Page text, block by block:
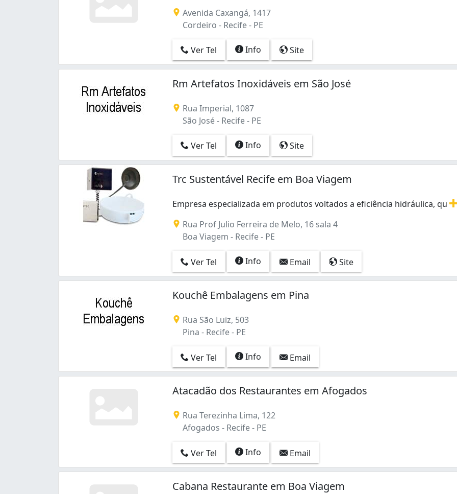
Avenida Caxangá, 1417
Cordeiro - Recife - PE
Ver Tel Info Site
Rm Artefatos Inoxidáveis em São José
Rua Imperial, 1087
São José - Recife - PE
Ver Tel Info Site
Trc Sustentável Recife em Boa Viagem
Empresa especializada em produtos voltados a eficiência hidráulica, qu
Rua Prof Julio Ferreira de Melo, 16 sala 4
Boa Viagem - Recife - PE
Ver Tel Info Email Site
Kouchê Embalagens em Pina
Rua São Luiz, 503
Pina - Recife - PE
Ver Tel Info Email
Atacadão dos Restaurantes em Afogados
Rua Terezinha Lima, 122
Afogados - Recife - PE
Ver Tel Info Email
Cabana Restaurante em Boa Viagem